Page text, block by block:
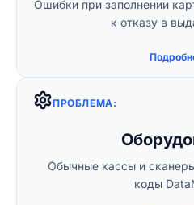
Ошибки при заполнении
к отказу в
номенклатуру и
ПРОБЛЕМА:
Обычные кассы и
коды
Подберем и
принтеры